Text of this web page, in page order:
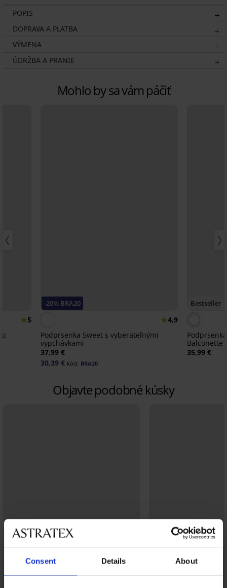
Consent Details About
POPIS
DOPRAVA A PLATBA
VÝMENA
ÚDRŽBA A PRANIE
Mohlo by sa vám páčiť
5
-20% BRA20
4,9
Podprsenka Sweet s vyberateľnými
vypchávkami
37,99 €
30,39 € kód: BRA20
Bestseller
Balconette
35,99 €
Objavte podobné kúsky